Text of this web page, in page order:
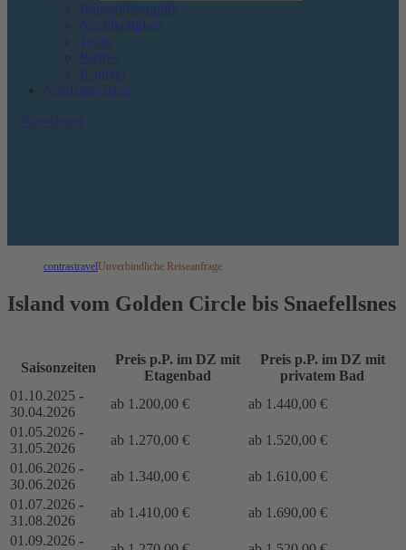
Reisephilosophie
Nachhaltigkeit
Team
Partner
Kontakt
Nordland-Blog
Newsletter
contrastravelUnverbindliche Reiseanfrage
Island vom Golden Circle bis Snaefellsnes
Saisonzeiten
Preis p.P. im DZ mit
Etagenbad
Preis p.P. im DZ mit
privatem Bad
01.10.2025 -
30.04.2026
ab 1.200,00 €
ab 1.440,00 €
01.05.2026 -
31.05.2026
ab 1.270,00 €
ab 1.520,00 €
01.06.2026 -
30.06.2026
ab 1.340,00 €
ab 1.610,00 €
01.07.2026 -
31.08.2026
ab 1.410,00 €
ab 1.690,00 €
01.09.2026 -